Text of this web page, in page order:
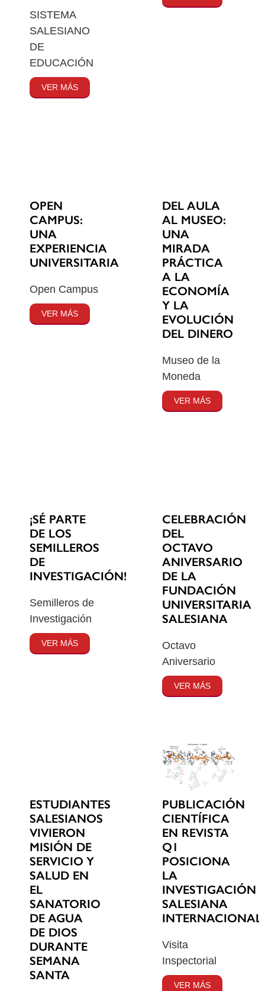
SISTEMA
SALESIANO
DE
EDUCACIÓN
VER MÁS
OPEN
CAMPUS:
UNA
EXPERIENCIA
UNIVERSITARIA
Open Campus
VER MÁS
DEL AULA
AL MUSEO:
UNA
MIRADA
PRÁCTICA
A LA
ECONOMÍA
Y LA
EVOLUCIÓN
DEL DINERO
Museo de la
Moneda
VER MÁS
¡SÉ PARTE
DE LOS
SEMILLEROS
DE
INVESTIGACIÓN!
Semilleros de
Investigación
VER MÁS
CELEBRACIÓN
DEL
OCTAVO
ANIVERSARIO
DE LA
FUNDACIÓN
UNIVERSITARIA
SALESIANA
Octavo
Aniversario
VER MÁS
ESTUDIANTES
SALESIANOS
VIVIERON
MISIÓN DE
SERVICIO Y
SALUD EN
EL
SANATORIO
DE AGUA
DE DIOS
DURANTE
SEMANA
SANTA
PUBLICACIÓN
CIENTÍFICA
EN REVISTA
Q1
POSICIONA
LA
INVESTIGACIÓN
SALESIANA
Visita
Inspectorial
VER MÁS